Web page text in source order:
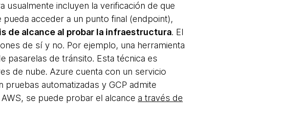
incluyen la verificación de que
acceder a un punto final (endpoint),
de alcance al probar la infraestructura. El
de sí y no. Por ejemplo, una herramienta
pasarelas de tránsito. Esta técnica es
de nube. Azure cuenta con un servicio
automatizadas y GCP admite
se puede probar el alcance a través de